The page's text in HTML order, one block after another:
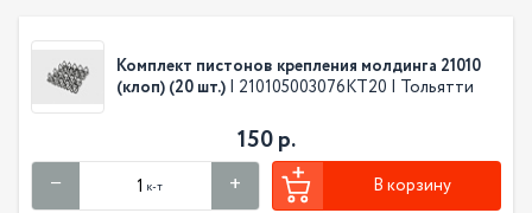
Комплект пистонов крепления молдинга 21010
(клоп) (20 шт.) | 210105003076КТ20 | Тольятти
150 р.
к-т В корзину